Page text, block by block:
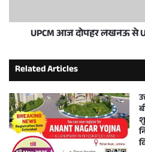
UPCM आज दोपहर लखनऊ से
Related Articles